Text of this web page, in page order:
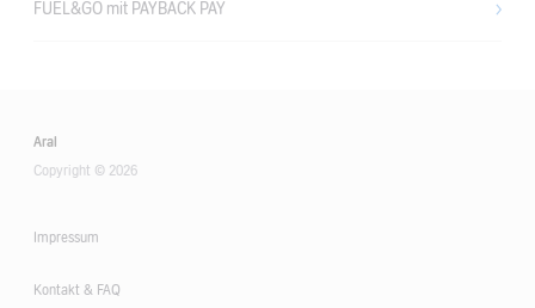
FUEL&GO mit PAYBACK PAY
Aral
Copyright © 2026
Impressum
Kontakt & FAQ